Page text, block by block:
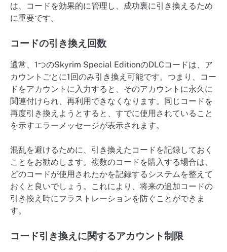
は、コードを効果的に管理し、成功裏に引き換えるため
に重要です。
コードの引き換え回数
通常、1つのSkyrim Special EditionのDLCコードは、ア
カウントごとに1回のみ引き換え可能です。つまり、コー
ドをアカウントに入力すると、そのアカウントに永久に
関連付けられ、再利用できなくなります。同じコードを
再度引き換えようとすると、すでに使用されていること
を示すエラーメッセージが表示されます。
混乱を避けるために、引き換えたコードを記録しておく
ことをお勧めします。複数のコードを購入する場合は、
どのコードが使用されたかを記録するシステムを整えて
おくと良いでしょう。これにより、将来の追加コードの
引き換え時にフラストレーションを防ぐことができま
す。
コード引き換えに関するアカウント制限